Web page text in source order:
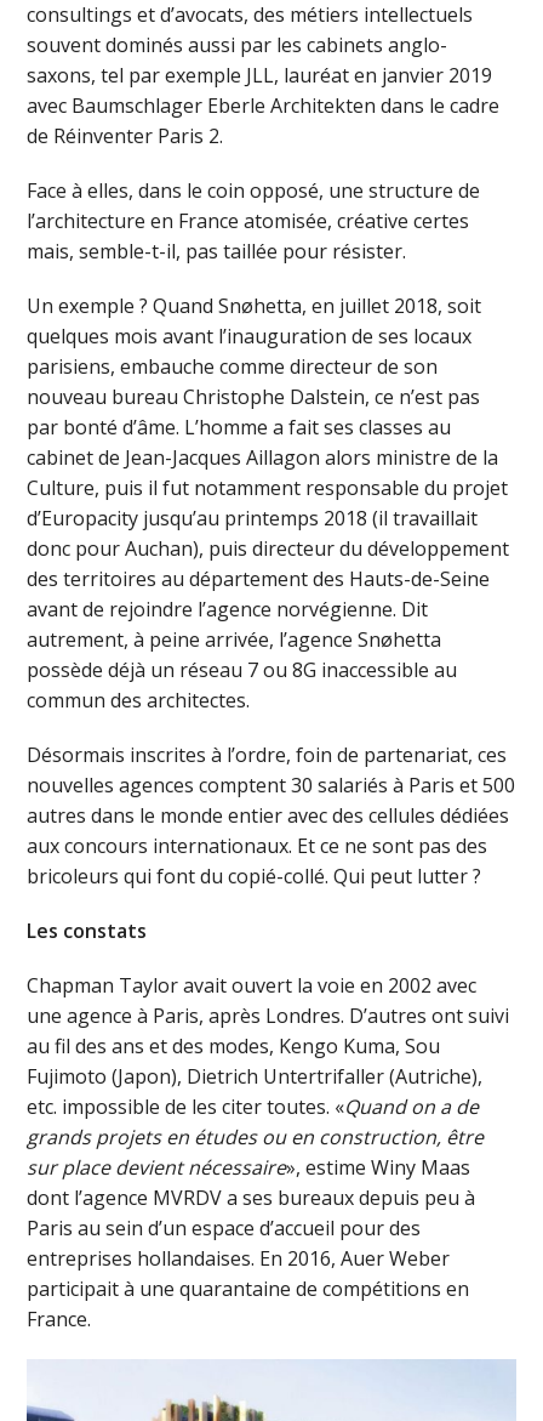
consultings et d’avocats, des métiers intellectuels
souvent dominés aussi par les cabinets anglo-
saxons, tel par exemple JLL, lauréat en janvier 2019
avec Baumschlager Eberle Architekten dans le cadre
de Réinventer Paris 2.
Face à elles, dans le coin opposé, une structure de
l’architecture en France atomisée, créative certes
mais, semble-t-il, pas taillée pour résister.
Un exemple ? Quand Snøhetta, en juillet 2018, soit
quelques mois avant l’inauguration de ses locaux
parisiens, embauche comme directeur de son
nouveau bureau Christophe Dalstein, ce n’est pas
par bonté d’âme. L’homme a fait ses classes au
cabinet de Jean-Jacques Aillagon alors ministre de la
Culture, puis il fut notamment responsable du projet
d’Europacity jusqu’au printemps 2018 (il travaillait
donc pour Auchan), puis directeur du développement
des territoires au département des Hauts-de-Seine
avant de rejoindre l’agence norvégienne. Dit
autrement, à peine arrivée, l’agence Snøhetta
possède déjà un réseau 7 ou 8G inaccessible au
commun des architectes.
Désormais inscrites à l’ordre, foin de partenariat, ces
nouvelles agences comptent 30 salariés à Paris et 500
autres dans le monde entier avec des cellules dédiées
aux concours internationaux. Et ce ne sont pas des
bricoleurs qui font du copié-collé. Qui peut lutter ?
Les constats
Chapman Taylor avait ouvert la voie en 2002 avec
une agence à Paris, après Londres. D’autres ont suivi
au fil des ans et des modes, Kengo Kuma, Sou
Fujimoto (Japon), Dietrich Untertrifaller (Autriche),
etc. impossible de les citer toutes. «Quand on a de
grands projets en études ou en construction, être
sur place devient nécessaire», estime Winy Maas
dont l’agence MVRDV a ses bureaux depuis peu à
Paris au sein d’un espace d’accueil pour des
entreprises hollandaises. En 2016, Auer Weber
participait à une quarantaine de compétitions en
France.